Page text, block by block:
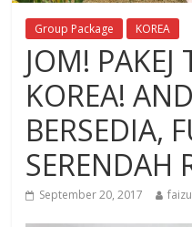
Group Package KOREA
JOM! PAKEJ
KOREA!
BERSEDIA,
SERENDAH
September 20, 2017